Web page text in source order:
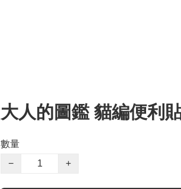
大人的圖鑑 貓編便利
數量
−
+